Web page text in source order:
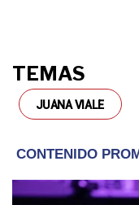
TEMAS
JUANA VIALE